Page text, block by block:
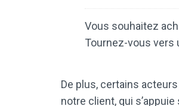
Vous souhaitez
Tournez-vous vers
De plus, certains
notre client, qui